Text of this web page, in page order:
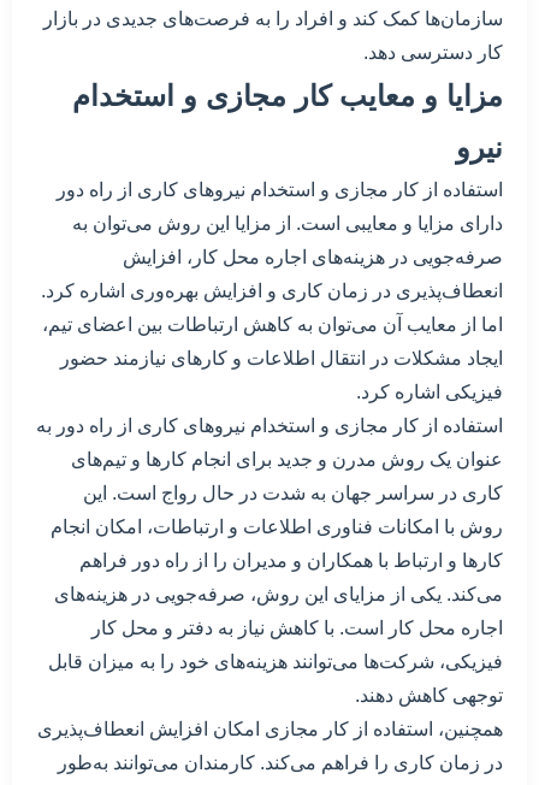
سازمان‌ها کمک کند و افراد را به فرصت‌های جدیدی در بازار
کار دسترسی دهد.
مزایا و معایب کار مجازی و استخدام
نیرو
استفاده از کار مجازی و استخدام نیروهای کاری از راه دور
دارای مزایا و معایبی است. از مزایا این روش می‌توان به
صرفه‌جویی در هزینه‌های اجاره محل کار، افزایش
انعطاف‌پذیری در زمان کاری و افزایش بهره‌وری اشاره کرد.
اما از معایب آن می‌توان به کاهش ارتباطات بین اعضای تیم،
ایجاد مشکلات در انتقال اطلاعات و کارهای نیازمند حضور
فیزیکی اشاره کرد.
استفاده از کار مجازی و استخدام نیروهای کاری از راه دور به
عنوان یک روش مدرن و جدید برای انجام کارها و تیم‌های
کاری در سراسر جهان به شدت در حال رواج است. این
روش با امکانات فناوری اطلاعات و ارتباطات، امکان انجام
کارها و ارتباط با همکاران و مدیران را از راه دور فراهم
می‌کند. یکی از مزایای این روش، صرفه‌جویی در هزینه‌های
اجاره محل کار است. با کاهش نیاز به دفتر و محل کار
فیزیکی، شرکت‌ها می‌توانند هزینه‌های خود را به میزان قابل
توجهی کاهش دهند.
همچنین، استفاده از کار مجازی امکان افزایش انعطاف‌پذیری
در زمان کاری را فراهم می‌کند. کارمندان می‌توانند به‌طور